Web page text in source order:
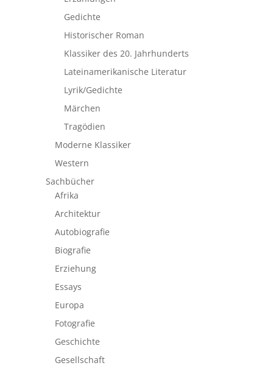
Gedichte
Historischer Roman
Klassiker des 20. Jahrhunderts
Lateinamerikanische Literatur
Lyrik/Gedichte
Märchen
Tragödien
Moderne Klassiker
Western
Sachbücher
Afrika
Architektur
Autobiografie
Biografie
Erziehung
Essays
Europa
Fotografie
Geschichte
Gesellschaft